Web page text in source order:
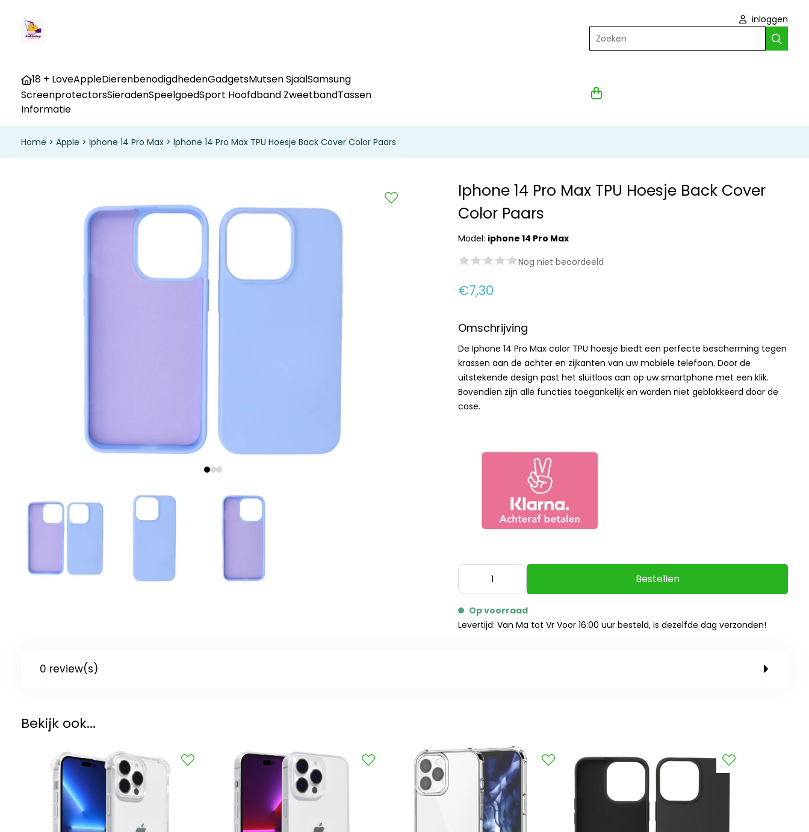
inloggen
Zoeken
18 + LoveAppleDierenbenodigdhedenGadgetsMutsen SjaalSamsung
ScreenprotectorsSieradenSpeelgoedSport Hoofdband ZweetbandTassen
Informatie
Home > Apple > Iphone 14 Pro Max > Iphone 14 Pro Max TPU Hoesje Back Cover Color Paars
Iphone 14 Pro Max TPU Hoesje Back Cover
Color Paars
Model: iphone 14 Pro Max
Nog niet beoordeeld
€7,30
Omschrijving
De Iphone 14 Pro Max color TPU hoesje biedt een perfecte bescherming tegen
krassen aan de achter en zijkanten van uw mobiele telefoon. Door de
uitstekende design past het sluitloos aan op uw smartphone met een klik.
Bovendien zijn alle functies toegankelijk en worden niet geblokkeerd door de
case.
Bestellen
Op voorraad
Levertijd: Van Ma tot Vr Voor 16:00 uur besteld, is dezelfde dag verzonden!
0 review(s)
Bekijk ook...